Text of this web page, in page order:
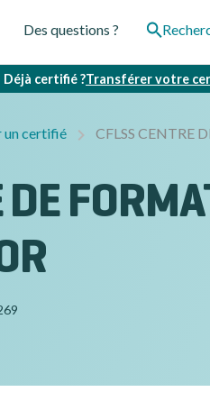
Des questions ?
Déjà certifié ?Transférer votre
un certifié CFLSS CENTRE